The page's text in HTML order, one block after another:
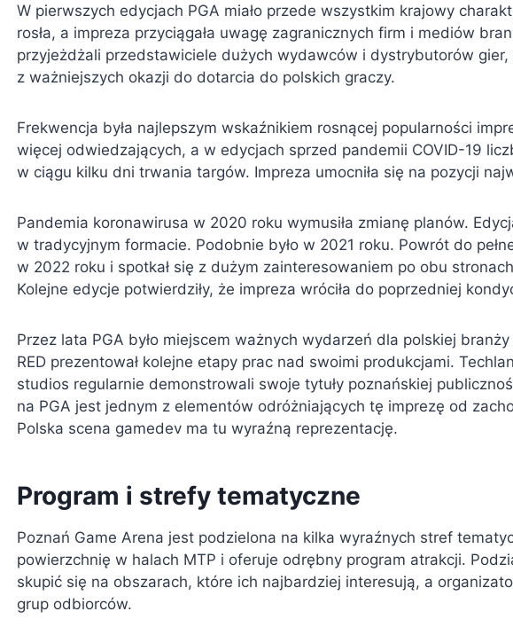
W pierwszych edycjach PGA miało przede wszystkim krajowy
rosła, a impreza przyciągała uwagę zagranicznych firm i mediów
przyjeżdżali przedstawiciele dużych wydawców i dystrybutorów
z ważniejszych okazji do dotarcia do polskich graczy.
Frekwencja była najlepszym wskaźnikiem rosnącej popularności
więcej odwiedzających, a w edycjach sprzed pandemii COVID-19
w ciągu kilku dni trwania targów. Impreza umocniła się na pozycji
Pandemia koronawirusa w 2020 roku wymusiła zmianę planów.
w tradycyjnym formacie. Podobnie było w 2021 roku. Powrót do
w 2022 roku i spotkał się z dużym zainteresowaniem po obu
Kolejne edycje potwierdziły, że impreza wróciła do poprzedniej
Przez lata PGA było miejscem ważnych wydarzeń dla polskiej
RED prezentował kolejne etapy prac nad swoimi produkcjami.
studios regularnie demonstrowali swoje tytuły poznańskiej
na PGA jest jednym z elementów odróżniających tę imprezę od
Polska scena gamedev ma tu wyraźną reprezentację.
Program i strefy tematyczne
Poznań Game Arena jest podzielona na kilka wyraźnych stref
powierzchnię w halach MTP i oferuje odrębny program atrakcji.
skupić się na obszarach, które ich najbardziej interesują, a
grup odbiorców.